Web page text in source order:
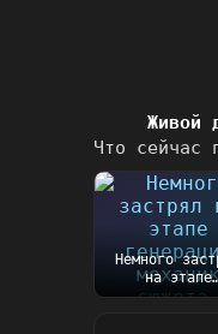
Живой
Что сейчас
Немного
на этапе
генерации